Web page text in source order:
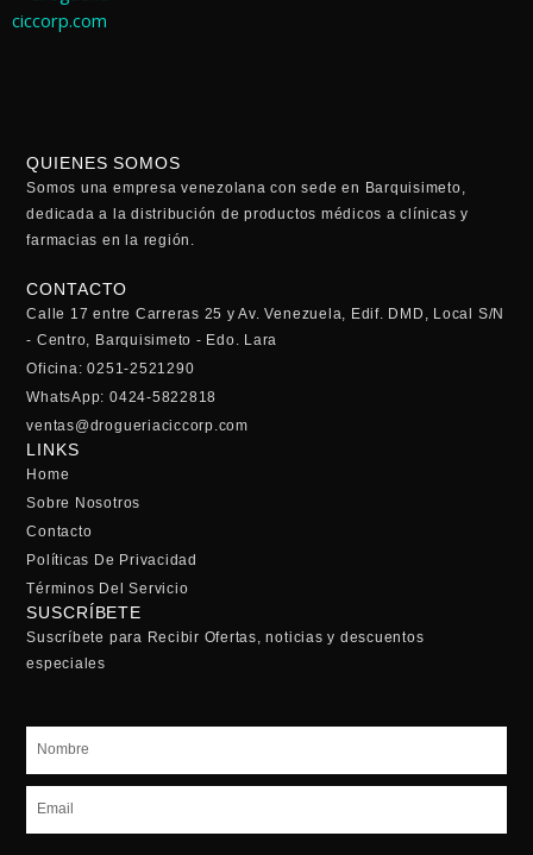
QUIENES SOMOS
Somos una empresa venezolana con sede en Barquisimeto,
dedicada a la distribución de productos médicos a clínicas y
farmacias en la región.
CONTACTO
Calle 17 entre Carreras 25 y Av. Venezuela, Edif. DMD, Local S/N
- Centro, Barquisimeto - Edo. Lara
Oficina: 0251-2521290
WhatsApp: 0424-5822818
ventas@drogueriaciccorp.com
LINKS
Home
Sobre Nosotros
Contacto
Políticas De Privacidad
Términos Del Servicio
SUSCRÍBETE
Suscríbete para Recibir Ofertas, noticias y descuentos
especiales
Nombre
Email